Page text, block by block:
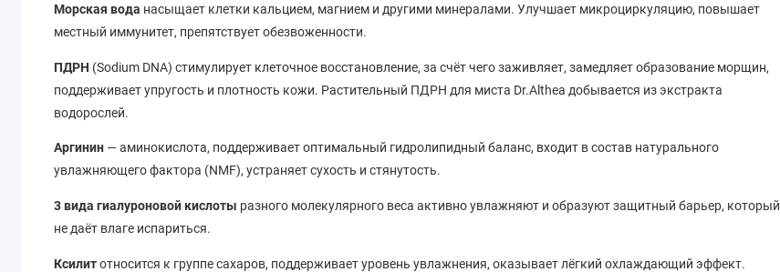
Морская вода насыщает клетки кальцием, магнием и другими минералами. Улучшает микроциркуляцию, повышает
местный иммунитет, препятствует обезвоженности.
ПДРН (Sodium DNA) стимулирует клеточное восстановление, за счёт чего заживляет, замедляет образование морщин,
поддерживает упругость и плотность кожи. Растительный ПДРН для миста Dr.Althea добывается из экстракта
водорослей.
Аргинин — аминокислота, поддерживает оптимальный гидролипидный баланс, входит в состав натурального
увлажняющего фактора (NMF), устраняет сухость и стянутость.
3 вида гиалуроновой кислоты разного молекулярного веса активно увлажняют и образуют защитный барьер, который
не даёт влаге испариться.
Ксилитотносится к группе сахаров, поддерживает уровень увлажнения, оказывает лёгкий охлаждающий эффект.